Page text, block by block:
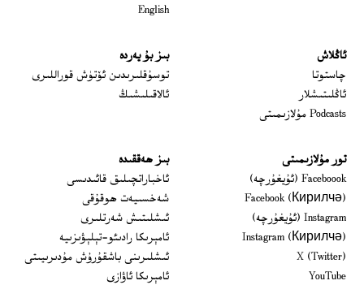
English
ئاڭلاش
چاستوتا
ئاڭلىتىشلار
Podcasts مۇلازىمىتى
بىز بۇ يەردە
توسۇقلىرىدىن ئۆتۈش قوراللىرى
ئالاقىلىشىڭ
تور مۇلازىمىتى
Faceboook (ئۇيغۇرچە)
Opens in new window
Facebook (Кирилчә)
Opens in new window
Instagram (ئۇيغۇرچە)
Opens in new window
Instagram (Кирилчә)
Opens in new window
X (Twitter)
YouTube
بىز ھەققىدە
ئاخباراتچىلىق قائىدىسى
شەخسىيەت ھوقۇقى
ئىشلىتىش شەرتلىرى
ئامېرىكا رادىئو-تېلېۋىزىيە
ئىشلىرىنى باشقۇرۇش مۇدىرىيىتى
ئامېرىكا ئاۋازى